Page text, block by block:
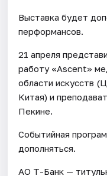
Выставка будет
перформансов.
21 апреля
работу «Ascent»
области искусств
Китая) и
Пекине.
Событийная
дополняться.
АО Т-Банк —